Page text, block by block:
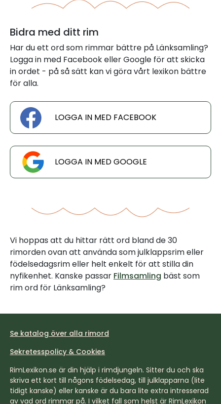
Bidra med ditt rim
Har du ett ord som rimmar bättre på Länksamling?
Logga in med Facebook eller Google för att skicka
in ordet - på så sätt kan vi göra vårt lexikon bättre
för alla.
LOGGA IN MED FACEBOOK
LOGGA IN MED GOOGLE
Vi hoppas att du hittar rätt ord bland de 30
rimorden ovan att använda som julklappsrim eller
födelsedagsrim eller helt enkelt för att stilla din
nyfikenhet. Kanske passar Filmsamling bäst som
rim ord för Länksamling?
Se katalog över alla rimord
Sekretesspolicy & Cookies
RimLexikon.se är din hjälp i rimdjungeln. Sitter du och ska
skriva ett kort till någons födelsedag, till julklapparna (lite
tidigt kanske) eller kanske är du bara lite extra intresserad
av vad ord rimmar på. I vilket fall som helst är RimLexikon